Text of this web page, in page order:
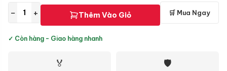
− + Thêm Vào Giỏ 🛒 Mua Ngay
✓ Còn hàng - Giao hàng nhanh
🏅 🛡